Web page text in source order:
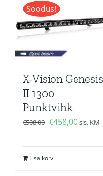
Soodus!
X-Vision Genesis
II 1300
Punktvihk
€508,00 Algne
oli:
€508,00.
€458,00Current
is:
sis. KM
Lisa korvi